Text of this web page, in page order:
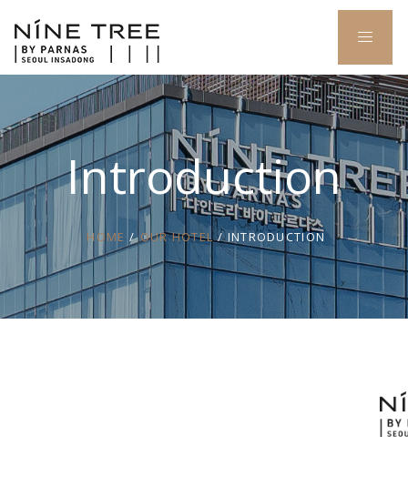
Introduction
HOME / OUR HOTEL / INTRODUCTION